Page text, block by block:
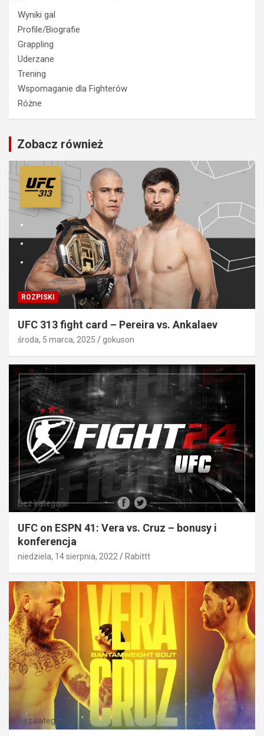
Wyniki gal
Profile/Biografie
Grappling
Uderzane
Trening
Wspomaganie dla Fighterów
Różne
Zobacz również
ROZPISKI
UFC 313 fight card – Pereira vs. Ankalaev
środa, 5 marca, 2025 gokuson
Bez kategorii
UFC on ESPN 41: Vera vs. Cruz – bonusy i
konferencja
niedziela, 14 sierpnia, 2022 Rabittt
Bez kategorii